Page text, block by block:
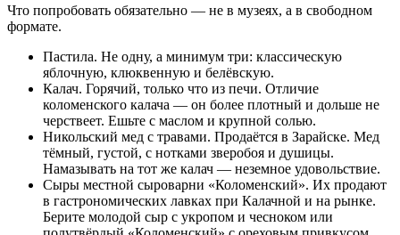
Что попробовать обязательно — не в музеях, а в свободном
формате.
Пастила. Не одну, а минимум три: классическую
яблочную, клюквенную и белёвскую.
Калач. Горячий, только что из печи. Отличие
коломенского калача — он более плотный и дольше не
черствеет. Ешьте с маслом и крупной солью.
Никольский мед с травами. Продаётся в Зарайске. Мед
тёмный, густой, с нотками зверобоя и душицы.
Намазывать на тот же калач — неземное удовольствие.
Сыры местной сыроварни «Коломенский». Их продают
в гастрономических лавках при Калачной и на рынке.
Берите молодой сыр с укропом и чесноком или